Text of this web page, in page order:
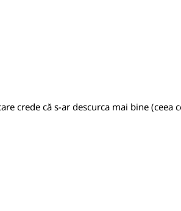
crede că s-ar descurca mai bine (ceea